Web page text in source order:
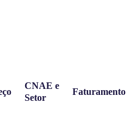
CNAE e
Setor
Faturamento